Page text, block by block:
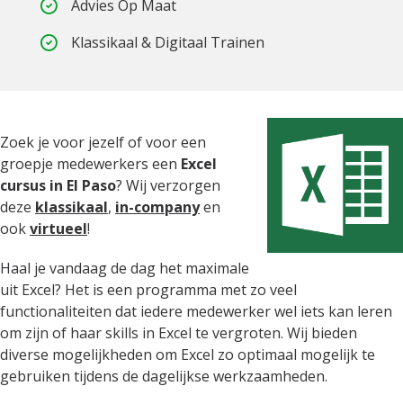
Advies Op Maat
Klassikaal & Digitaal Trainen
Zoek je voor jezelf of voor een
groepje medewerkers een Excel
cursus in El Paso? Wij verzorgen
deze klassikaal, in-companyen
ookvirtueel!
Haal je vandaag de dag het maximale
uit Excel? Het is een programma met zo veel
functionaliteiten dat iedere medewerker wel iets kan leren
om zijn of haar skills in Excel te vergroten. Wij bieden
diverse mogelijkheden om Excel zo optimaal mogelijk te
gebruiken tijdens de dagelijkse werkzaamheden.